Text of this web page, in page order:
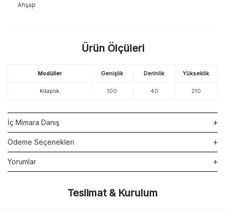
Ahşap
Ürün Ölçüleri
Modüller Genişlik Derinlik Yükseklik
Kitaplık 100 40 210
İç Mimara Danış
Ödeme Seçenekleri
Yorumlar
Teslimat & Kurulum